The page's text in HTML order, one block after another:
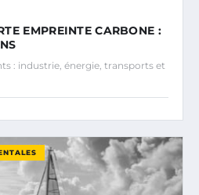
EMPREINTE CARBONE :
: industrie, énergie, transports et